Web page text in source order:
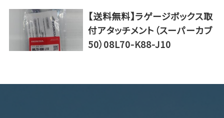
【送料無料】ラゲージボックス取
付アタッチメント（スーパーカブ
50）08L70-K88-J10